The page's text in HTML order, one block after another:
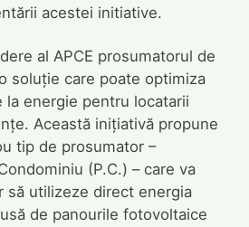
acestei initiative.
al APCE prosumatorul de
soluție care poate optimiza
la energie pentru locatarii
Această inițiativă propune
tip de prosumator –
(P.C.) – care va
să utilizeze direct energia
de panourile fotovoltaice